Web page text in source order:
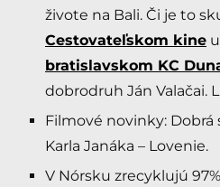
živote na Bali. Či je to
Cestovateľskom kine
bratislavskom KC
dobrodruh Ján Valačai.
Filmové novinky:
Karla Janáka – Lovenie.
V Nórsku zrecyklujú